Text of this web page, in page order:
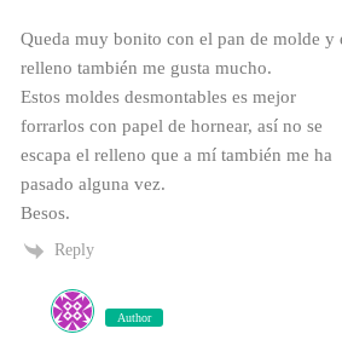
Queda muy bonito con el pan de molde y
relleno también me gusta mucho.
Estos moldes desmontables es mejor
forrarlos con papel de hornear, así no se
escapa el relleno que a mí también me ha
pasado alguna vez.
Besos.
Reply
Author